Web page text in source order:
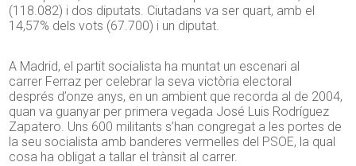
(118.082) i dos diputats. Ciutadans va ser quart, amb el
14,57% dels vots (67.700) i un diputat.
A Madrid, el partit socialista ha muntat un escenari al
carrer Ferraz per celebrar la seva victòria electoral
després d’onze anys, en un ambient que recorda al de 2004,
quan va guanyar per primera vegada José Luis Rodríguez
Zapatero. Uns 600 militants s’han congregat a les portes de
la seu socialista amb banderes vermelles del PSOE, la qual
cosa ha obligat a tallar el trànsit al carrer.